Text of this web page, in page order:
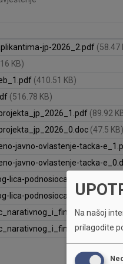
jp-2026_2.pdf (58.47
KB)
(410.51 KB)
(516.78 KB)
(89.92
(47.5 KB)
javno-ovlastenje-tacka-
javno-ovlastenje-tacka-
lica-podnosioca-prijave-tacka-
lica-podnosioca-prijave-
Na našoj
prilagodite